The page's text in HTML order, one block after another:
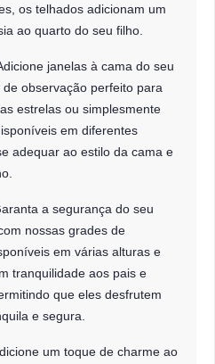
os telhados adicionam um
ao quarto do seu filho.
janelas à cama do seu
observação perfeito para
estrelas ou simplesmente
em diferentes
adequar ao estilo da cama e
a segurança do seu
nossas grades de
em várias alturas e
tranquilidade aos pais e
que eles desfrutem
e segura.
um toque de charme ao